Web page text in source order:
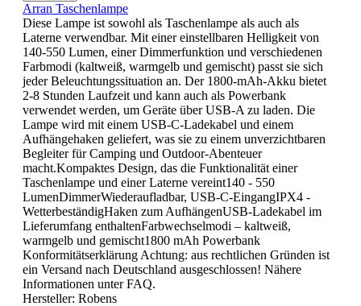
Arran Taschenlampe
Diese Lampe ist sowohl als Taschenlampe als auch als
Laterne verwendbar. Mit einer einstellbaren Helligkeit von
140-550 Lumen, einer Dimmerfunktion und verschiedenen
Farbmodi (kaltweiß, warmgelb und gemischt) passt sie sich
jeder Beleuchtungssituation an. Der 1800-mAh-Akku bietet
2-8 Stunden Laufzeit und kann auch als Powerbank
verwendet werden, um Geräte über USB-A zu laden. Die
Lampe wird mit einem USB-C-Ladekabel und einem
Aufhängehaken geliefert, was sie zu einem unverzichtbaren
Begleiter für Camping und Outdoor-Abenteuer
macht.Kompaktes Design, das die Funktionalität einer
Taschenlampe und einer Laterne vereint140 - 550
LumenDimmerWiederaufladbar, USB-C-EingangIPX4 -
WetterbeständigHaken zum AufhängenUSB-Ladekabel im
Lieferumfang enthaltenFarbwechselmodi – kaltweiß,
warmgelb und gemischt1800 mAh Powerbank
Konformitätserklärung Achtung: aus rechtlichen Gründen ist
ein Versand nach Deutschland ausgeschlossen! Nähere
Informationen unter FAQ.
Hersteller: Robens